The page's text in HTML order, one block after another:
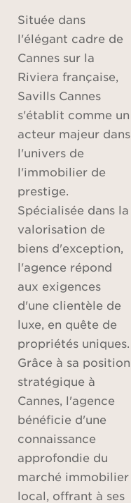
Située dans
l'élégant cadre de
Cannes sur la
Riviera française,
Savills Cannes
s'établit comme un
acteur majeur dans
l'univers de
l'immobilier de
prestige.
Spécialisée dans la
valorisation de
biens d'exception,
l'agence répond
aux exigences
d'une clientèle de
luxe, en quête de
propriétés uniques.
Grâce à sa position
stratégique à
Cannes, l'agence
bénéficie d'une
connaissance
approfondie du
marché immobilier
local, offrant à ses